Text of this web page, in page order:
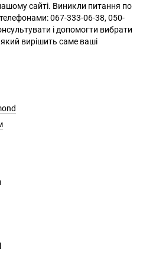
сайті. Виникли питання по
067-333-06-38, 050-
і допомогти вибрати
вирішить саме ваші